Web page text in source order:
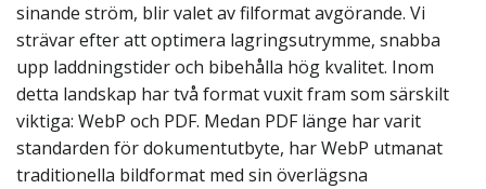
sinande ström, blir valet av filformat avgörande. Vi
strävar efter att optimera lagringsutrymme, snabba
upp laddningstider och bibehålla hög kvalitet. Inom
detta landskap har två format vuxit fram som särskilt
viktiga: WebP och PDF. Medan PDF länge har varit
standarden för dokumentutbyte, har WebP utmanat
traditionella bildformat med sin överlägsna